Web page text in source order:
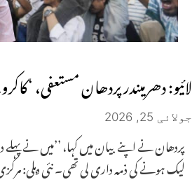
لائیو: دھرمیندر پردھان مستعفی،
جولائی 25, 2026
پردھان نے اپنے بیان میں کہا، ’’میں نے
لیک ہونے کی ذمہ داری لی تھی۔ نئی دہلی: